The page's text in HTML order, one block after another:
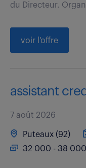
du Directeur.
voir l'offre
assistant
7 août 2026
Puteaux (92)
32 000 - 38